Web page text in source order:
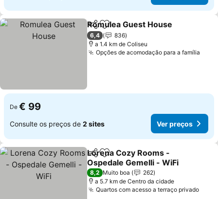
PartilharAdicionar aos favoritos
Romulea Guest House
6,4
836
a 1.4 km de Coliseu
Opções de acomodação para a família
De € 99
Consulte os preços de 2 sites Ver preços
PartilharAdicionar aos favoritos
Lorena Cozy Rooms -
Ospedale Gemelli - WiFi
8,2 Muito boa
262
a 5.7 km de Centro da cidade
Quartos com acesso a terraço privado